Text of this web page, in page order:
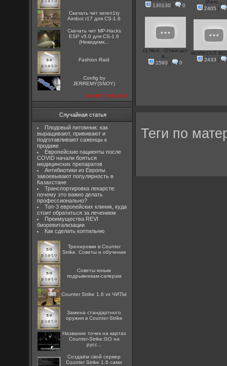
Скачать чит seren1ty
Aimbot r17 для CS-1.6
Скачать чит MP-Hacks
ESP v5.0 для CS-1.6
(Невидимк...
Fashion Raid
Config by
JERREMY(SNOY)
посмотреть все
Случайная статья
Плодовый питомник: как
выращивают, прививают и
подготавливают саженцы к
продаже
Европейские пациенты после
COVID начали бояться
медицинских препаратов
Антибиотики из Европы
завоевывают популярность в
Казахстане
Транспортировка лекарств:
почему это важно делать
профессионально?
Топ-3 европейских клиник, куда
стоит обратиться за лечением
Преимущества REVI
биоревитализации
Как сделать коптильню
Тренировки в Counter
Strike. Советы и обучение
Советы юным
подрывникам-саперам
Counter Strike 1.6 vs ЧИТЫ
Замена стандартного
оружия в Counter-Strike
Название точек на картах
Counter-Strike:GO на
русс...
Создаём свой сервер
Counter Strike 1.6 сами
130130 | 0
(Aero...
2405 |
Dj Next - Отжигает
в...
1593 | 0
WORKOUT
2433 |
Теги по